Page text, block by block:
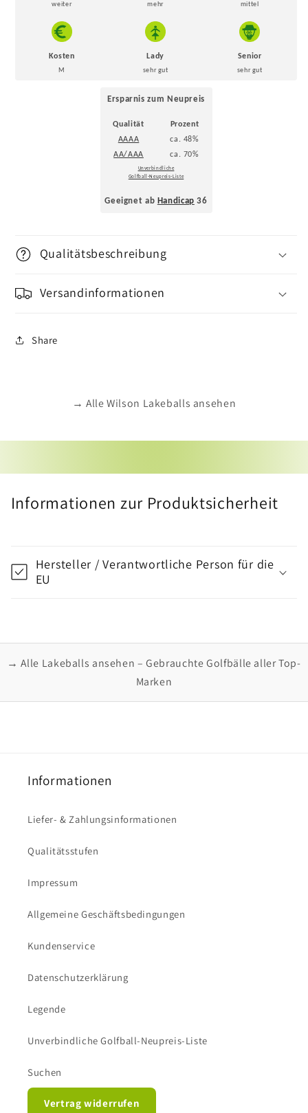
weiter mehr mittel
Kosten Lady Senior
M sehr gut sehr gut
Ersparnis zum Neupreis
Qualität
Prozent
AAAA
ca. 48%
AA/AAA
ca. 70%
Unverbindliche
Golfball-Neupreis-Liste
Geeignet ab Handicap 36
Qualitätsbeschreibung
Versandinformationen
Share
→ Alle Wilson Lakeballs ansehen
Informationen zur Produktsicherheit
Hersteller / Verantwortliche Person für die
EU
→ Alle Lakeballs ansehen – Gebrauchte Golfbälle aller Top-
Marken
Informationen
Liefer- & Zahlungsinformationen
Qualitätsstufen
Impressum
Allgemeine Geschäftsbedingungen
Kundenservice
Datenschutzerklärung
Legende
Unverbindliche Golfball-Neupreis-Liste
Suchen
Vertrag widerrufen